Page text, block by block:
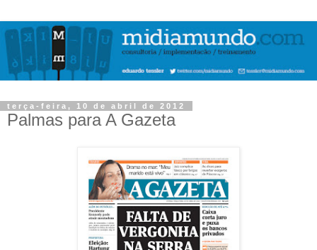
terça-feira, 10 de abril de 2012
Palmas para A Gazeta